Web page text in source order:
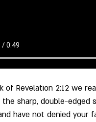
of Revelation 2:12 we
sharp, double-edged
have not denied your